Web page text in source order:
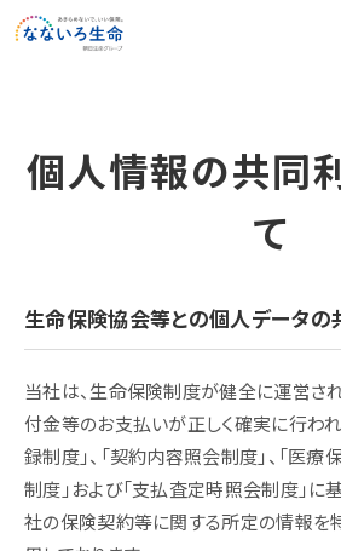
個人情報の共同
て
生命保険協会等との個人データの
当社は、生命保険制度が健全に運営さ
付金等のお支払いが正しく確実に行われ
録制度」、「契約内容照会制度」、「医
制度」および「支払査定時照会制度」に
社の保険契約等に関する所定の情報を